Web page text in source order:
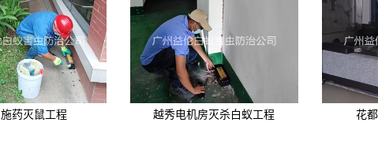
药灭鼠工程 越秀电机房灭杀白蚁工程 花